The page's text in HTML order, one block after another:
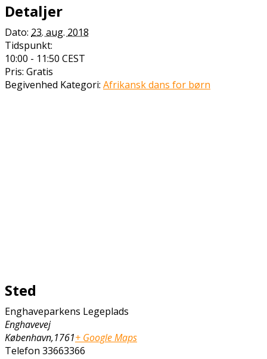
Detaljer
Dato: 23. aug. 2018
Tidspunkt:
10:00 - 11:50 CEST
Pris: Gratis
Begivenhed Kategori: Afrikansk dans for børn
Sted
Enghaveparkens Legeplads
Enghavevej
København,1761+ Google Maps
Telefon 33663366